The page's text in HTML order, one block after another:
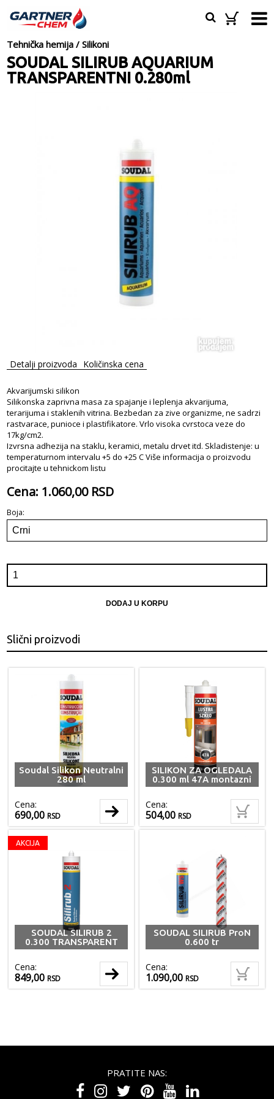
Tehnička hemija /Silikoni
SOUDAL SILIRUB AQUARIUM
TRANSPARENTNI 0.280ml
Detalji proizvoda Količinska cena
Akvarijumski silikon
Silikonska zaprivna masa za spajanje i leplenja akvarijuma,
terarijuma i staklenih vitrina. Bezbedan za zive organizme, ne sadrzi
rastvarace, punioce i plastifikatore. Vrlo visoka cvrstoca veze do
17kg/cm2.
Izvrsna adhezija na staklu, keramici, metalu drvet itd. Skladistenje: u
temperaturnom intervalu +5 do +25 C Više informacija o proizvodu
procitajte u tehnickom listu
Cena: 1.060,00 RSD
Boja:
DODAJ U KORPU
Slični proizvodi
Soudal Silikon Neutralni
280 ml
Cena:
690,00RSD
SILIKON ZA OGLEDALA
0.300 ml 47A montazni
Cena:
504,00RSD
AKCIJA
SOUDAL SILIRUB 2
0.300 TRANSPARENT
Cena:
849,00RSD
SOUDAL SILIRUB ProN
0.600 tr
Cena:
1.090,00RSD
PRATITE NAS: